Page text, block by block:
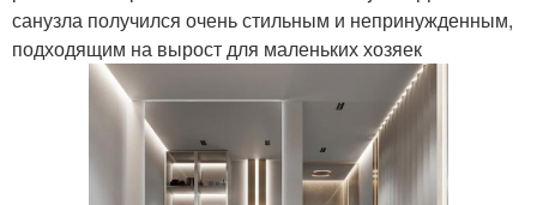
санузла получился очень стильным и непринужденным,
подходящим на вырост для маленьких хозяек